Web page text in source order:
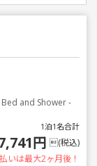
and Shower -
1泊1名合計
円 (税込)
いは最大2ヶ月後！